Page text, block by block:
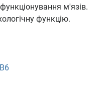
м'язів.
функцію.